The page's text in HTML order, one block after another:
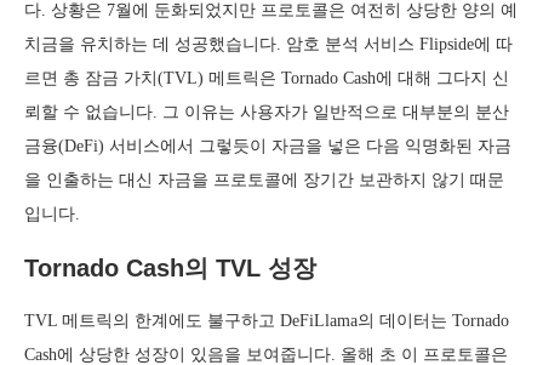
다. 상황은 7월에 둔화되었지만 프로토콜은 여전히 상당한 양의 예
치금을 유치하는 데 성공했습니다. 암호 분석 서비스 Flipside에 따
르면 총 잠금 가치(TVL) 메트릭은 Tornado Cash에 대해 그다지 신
뢰할 수 없습니다. 그 이유는 사용자가 일반적으로 대부분의 분산
금융(DeFi) 서비스에서 그렇듯이 자금을 넣은 다음 익명화된 자금
을 인출하는 대신 자금을 프로토콜에 장기간 보관하지 않기 때문
입니다.
Tornado Cash의 TVL 성장
TVL 메트릭의 한계에도 불구하고 DeFiLlama의 데이터는 Tornado
Cash에 상당한 성장이 있음을 보여줍니다. 올해 초 이 프로토콜은